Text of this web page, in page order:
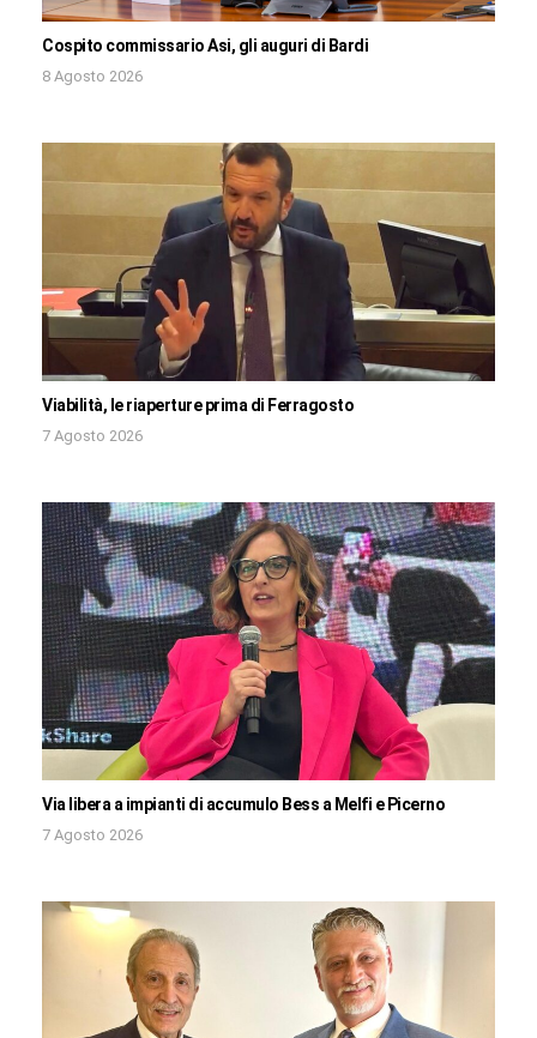
Cospito commissario Asi, gli auguri di Bardi
8 Agosto 2026
Viabilità, le riaperture prima di Ferragosto
7 Agosto 2026
Via libera a impianti di accumulo Bess a Melfi e Picerno
7 Agosto 2026